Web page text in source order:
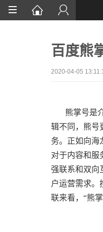
百度熊
2020-04-05
熊掌号是介
辑不同，熊号
务。正如向海
对于内容和服
强联系和双向
户运营需求。
联来看，“熊